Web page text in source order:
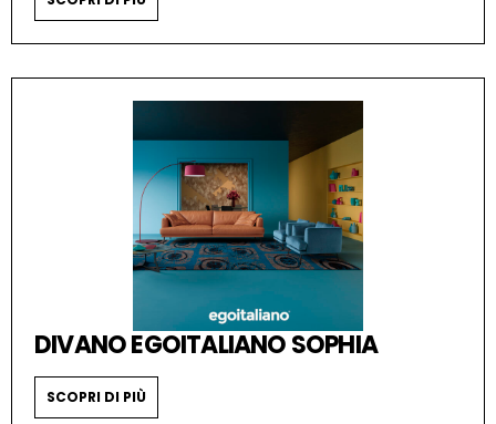
DIVANO EGOITALIANO SOPHIA
SCOPRI DI PIÙ